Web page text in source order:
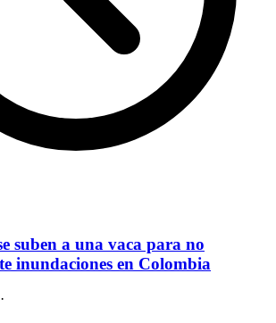
suben a una vaca para no
inundaciones en Colombia
·